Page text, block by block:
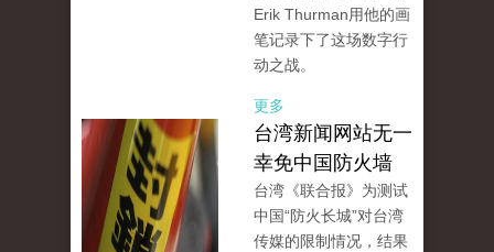
Erik Thurman用他的画
笔记录下了这场数字行
动之战。
更多
台湾新闻网站无一
幸免中国防火墙
台湾《联合报》为测试
中国“防火长城”对台湾
传媒的限制情况，结果